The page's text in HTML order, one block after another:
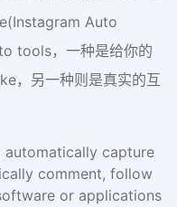
Auto
tools，一种是给你的
，另一种则是真实的互
automatically capture
comment, follow
or applications